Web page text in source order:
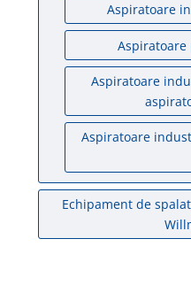
Aspiratoare
Aspiratoare
Aspiratoare
Aspiratoare
Echipament de